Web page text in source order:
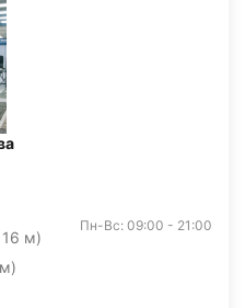
м)
Пн-Вс: 09:00 - 21:00